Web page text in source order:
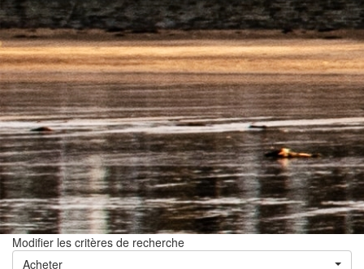
Modifier les critères de recherche
Acheter